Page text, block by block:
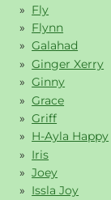
Fly
Flynn
Galahad
Ginger Xerry
Ginny
Grace
Griff
H-Ayla Happy
Iris
Joey
Issla Joy